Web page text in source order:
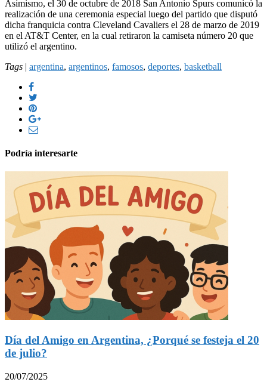
Asimismo, el 30 de octubre de 2018 San Antonio Spurs comunicó la
realización de una ceremonia especial luego del partido que disputó
dicha franquicia contra Cleveland Cavaliers el 28 de marzo de 2019
en el AT&T Center, en la cual retiraron la camiseta número 20 que
utilizó el argentino.
Tags | argentina, argentinos, famosos, deportes, basketball
Podría interesarte
Día del Amigo en Argentina, ¿Porqué se festeja el 20
de julio?
20/07/2025